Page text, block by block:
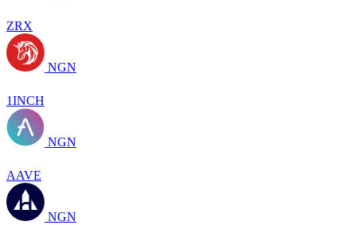
ZRX
NGN
1INCH
NGN
AAVE
NGN